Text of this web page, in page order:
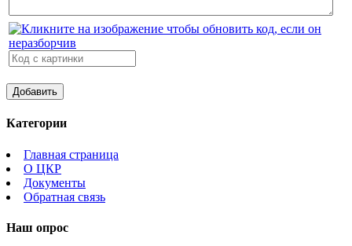
Категории
Главная страница
О ЦКР
Документы
Обратная связь
Наш опрос